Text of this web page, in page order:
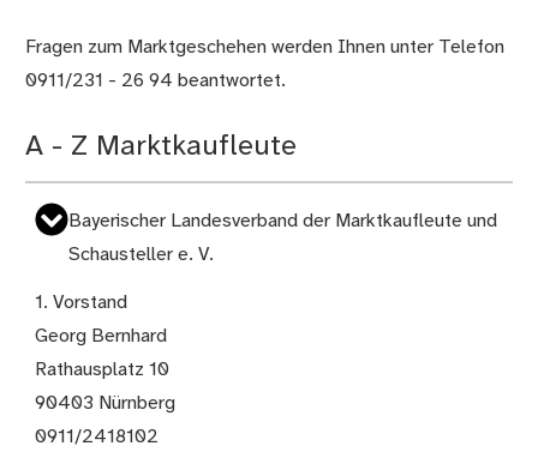
Fragen zum Marktgeschehen werden Ihnen unter Telefon
0911/231 - 26 94 beantwortet.
A - Z Marktkaufleute
Bayerischer Landesverband der Marktkaufleute und
Schausteller e. V.
1. Vorstand
Georg Bernhard
Rathausplatz 10
90403 Nürnberg
0911/2418102